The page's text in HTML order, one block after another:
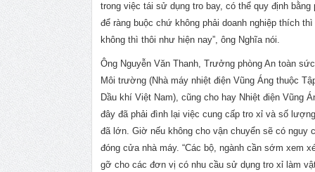
trong việc tái sử dụng tro bay, có thể quy định bằng
để ràng buộc chứ không phải doanh nghiệp thích
không thì thôi như hiện nay”, ông Nghĩa nói.
Ông Nguyễn Văn Thanh, Trưởng phòng An toàn
Môi trường (Nhà máy nhiệt điện Vũng Áng thuộc
Dầu khí Việt Nam), cũng cho hay Nhiệt điện Vũng
đây đã phải đình lại việc cung cấp tro xỉ và số
đã lớn. Giờ nếu không cho vận chuyển sẽ có nguy
đóng cửa nhà máy. “Các bộ, ngành cần sớm xem
gỡ cho các đơn vị có nhu cầu sử dụng tro xỉ làm